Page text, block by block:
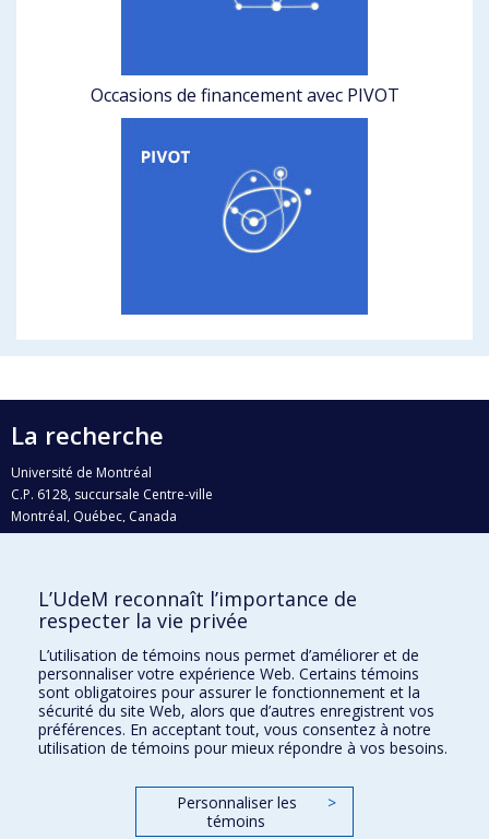
Occasions de financement avec PIVOT
La recherche
Université de Montréal
C.P. 6128, succursale Centre-ville
Montréal, Québec, Canada
H3C 3J7
Qui fait quoi?
Nous trouver
Plan du site
Accessibilité
L’UdeM reconnaît l’importance de
respecter la vie privée
L’utilisation de témoins nous permet d’améliorer et de
personnaliser votre expérience Web. Certains témoins
sont obligatoires pour assurer le fonctionnement et la
sécurité du site Web, alors que d’autres enregistrent vos
préférences. En acceptant tout, vous consentez à notre
utilisation de témoins pour mieux répondre à vos besoins.
Personnaliser les
témoins
>